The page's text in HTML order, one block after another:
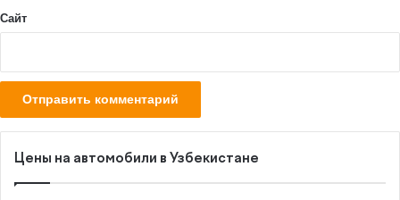
Сайт
Цены на автомобили в Узбекистане